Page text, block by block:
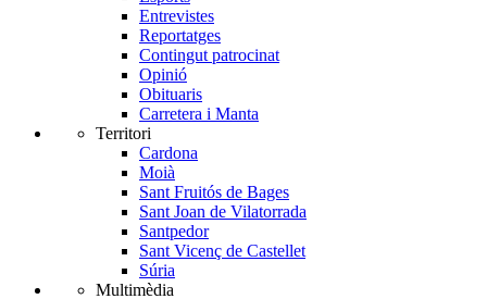
Entrevistes
Reportatges
Contingut patrocinat
Opinió
Obituaris
Carretera i Manta
Territori
Cardona
Moià
Sant Fruitós de Bages
Sant Joan de Vilatorrada
Santpedor
Sant Vicenç de Castellet
Súria
Multimèdia